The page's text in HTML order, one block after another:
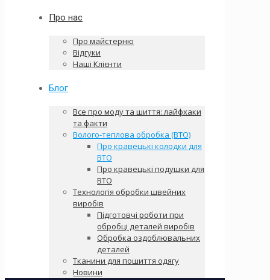
Про нас
Про майстерню
Відгуки
Наші Клієнти
Блог
Все про моду та шиття: лайфхаки
та факти
Волого-теплова обробка (ВТО)
Про кравецькі колодки для
ВТО
Про кравецькі подушки для
ВТО
Технологія обробки швейних
виробів
Підготовчі роботи при
обробці деталей виробів
Обробка оздоблювальних
деталей
Тканини для пошиття одягу
Новини